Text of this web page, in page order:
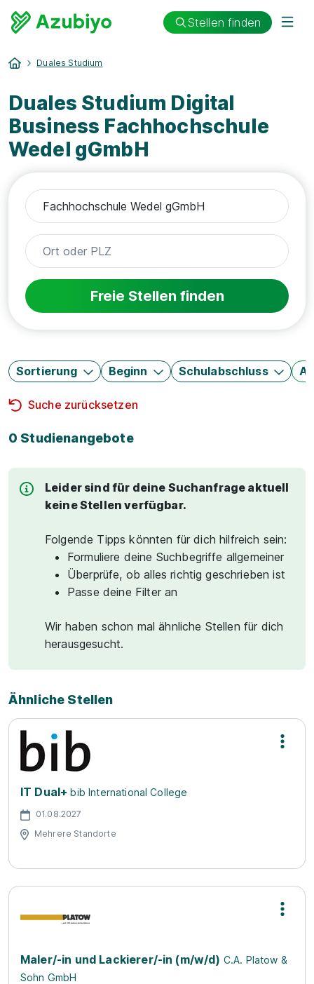
Stellen finden
Duales Studium
Duales Studium Digital
Business Fachhochschule
Wedel gGmbH
Freie Stellen finden
Sortierung Beginn Schulabschluss
Suche zurücksetzen
0 Studienangebote
Leider sind für deine Suchanfrage aktuell
keine Stellen verfügbar.
Folgende Tipps könnten für dich hilfreich sein:
Formuliere deine Suchbegriffe allgemeiner
Überprüfe, ob alles richtig geschrieben ist
Passe deine Filter an
Wir haben schon mal ähnliche Stellen für dich
herausgesucht.
Ähnliche Stellen
IT Dual+ bib International College
01.08.2027
Mehrere Standorte
Maler/-in und Lackierer/-in (m/w/d) C.A. Platow &
Sohn GmbH